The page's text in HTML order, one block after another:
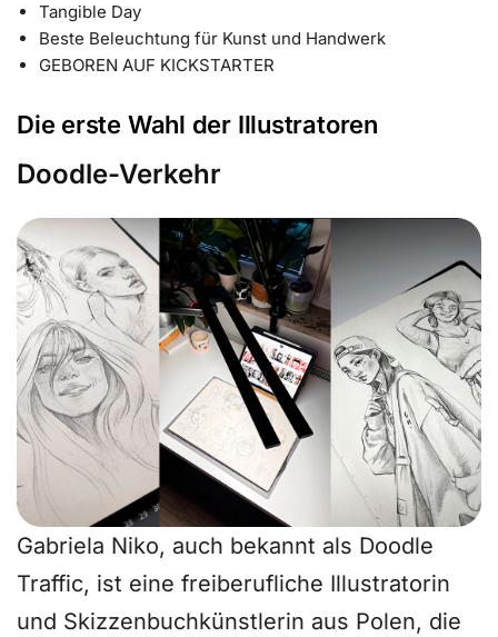
Tangible Day
Beste Beleuchtung für Kunst und Handwerk
GEBOREN AUF KICKSTARTER
Die erste Wahl der Illustratoren
Doodle-Verkehr
Gabriela Niko, auch bekannt als Doodle
Traffic, ist eine freiberufliche Illustratorin
und Skizzenbuchkünstlerin aus Polen, die